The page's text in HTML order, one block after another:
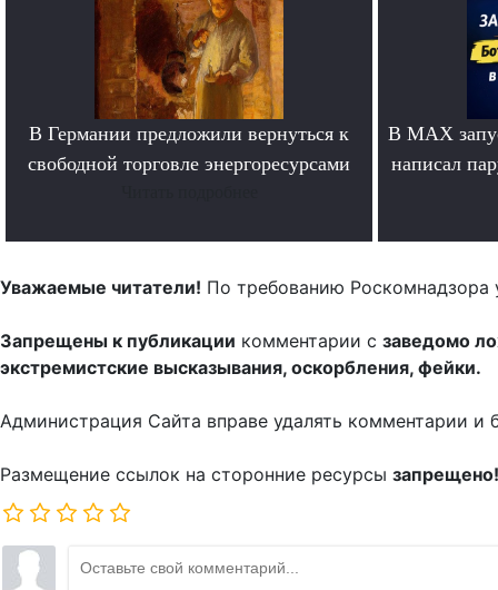
В Германии предложили вернуться к
свободной торговле энергоресурсами
В MAX
написал
Уважаемые читатели! По требованию Роскомнадзора
Запрещены к публикации комментарии с заведомо
экстремистские высказывания, оскорбления, фейки.
Администрация Сайта вправе удалять комментарии и
Размещение ссылок на сторонние ресурсы запрещено!